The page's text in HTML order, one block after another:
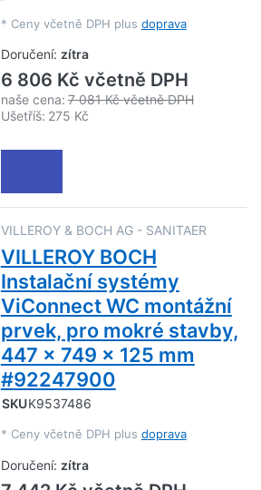
* Ceny včetně DPH plus doprava
Doručení: zítra
6 806 Kč včetně DPH
naše cena: 7 081 Kč včetně DPH
Ušetříš: 275 Kč
VILLEROY & BOCH AG - SANITAER
VILLEROY BOCH
Instalační systémy
ViConnect WC montážní
prvek, pro mokré stavby,
447 x 749 x 125 mm
#92247900
SKUK9537486
* Ceny včetně DPH plus doprava
Doručení: zítra